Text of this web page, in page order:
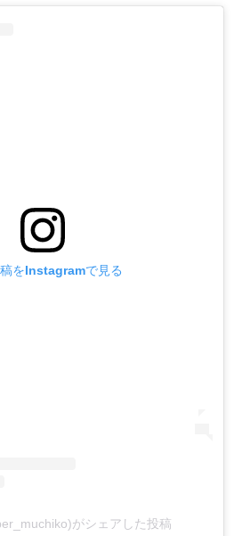
をInstagramで見る
がシェアした投稿